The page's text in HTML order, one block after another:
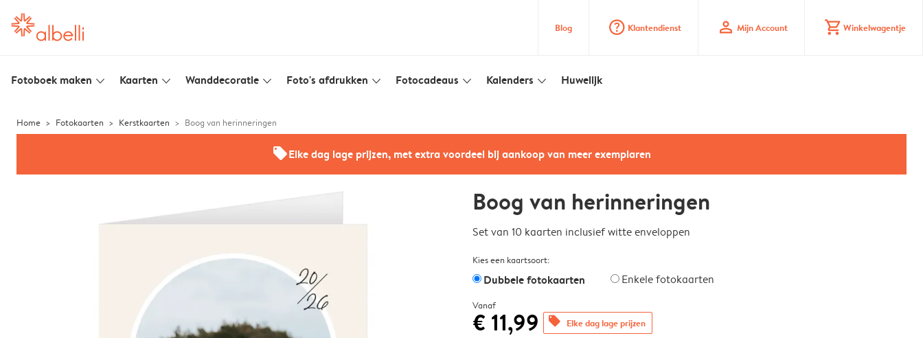
Blog question_mark_circle Klantendienst profile Mijn Account shopping_cart Winkelwagentje
Fotoboek maken slim_arrow_down Kaarten slim_arrow_down Wanddecoratie slim_arrow_down Foto's afdrukken slim_arrow_down Fotocadeaus slim_arrow_down Kalenders slim_arrow_down Huwelijk
Home Fotokaarten Kerstkaarten Boog van herinneringen
offersElke dag lage prijzen, met extra voordeel bij aankoop van meer exemplaren
Boog van herinneringen
Set van 10 kaarten inclusief witte enveloppen
Kies een kaartsoort:
Dubbele fotokaarten Enkele fotokaarten
Vanaf
€ 11,99 offers Elke dag lage prijzen